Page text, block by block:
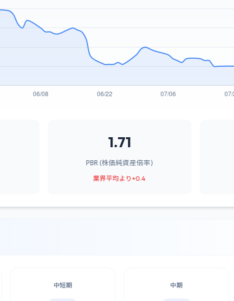
1.71
PBR (株価純資産倍率)
業界平均より+0.4
中短期 中期